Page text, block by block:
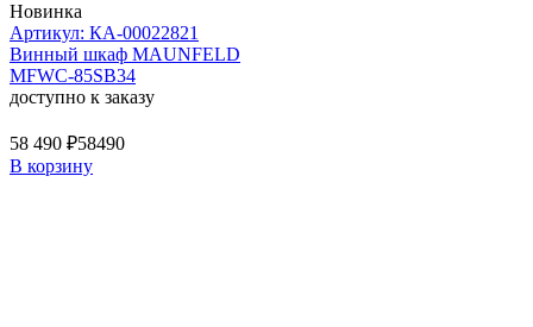
Новинка
Артикул: КА-00022821
Винный шкаф MAUNFELD
MFWC-85SB34
доступно к заказу
58 490 ₽58490
В корзину